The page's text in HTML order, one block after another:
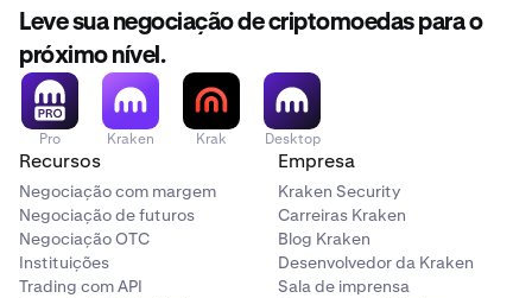
Leve sua negociação de criptomoedas para o
próximo nível.
Pro Kraken Krak Desktop
Recursos
Negociação com margem
Negociação de futuros
Negociação OTC
Instituições
Trading com API
Empresa
Kraken Security
Carreiras Kraken
Blog Kraken
Desenvolvedor da Kraken
Sala de imprensa